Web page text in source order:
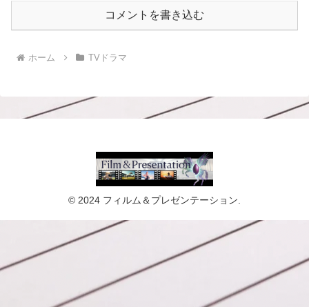
コメントを書き込む
ホーム TVドラマ
© 2024 フィルム＆プレゼンテーション.